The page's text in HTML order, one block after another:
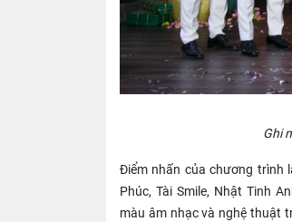
Ghi
Điểm nhấn của chương trình
Phúc, Tài Smile, Nhật Tinh
màu âm nhạc và nghệ thuật